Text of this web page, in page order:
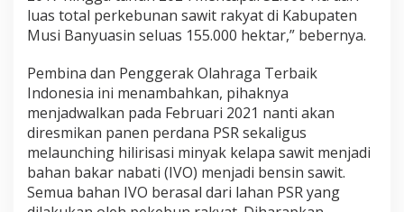
luas total perkebunan sawit rakyat di Kabupaten
Musi Banyuasin seluas 155.000 hektar,” bebernya.
Pembina dan Penggerak Olahraga Terbaik
Indonesia ini menambahkan, pihaknya
menjadwalkan pada Februari 2021 nanti akan
diresmikan panen perdana PSR sekaligus
melaunching hilirisasi minyak kelapa sawit menjadi
bahan bakar nabati (IVO) menjadi bensin sawit.
Semua bahan IVO berasal dari lahan PSR yang